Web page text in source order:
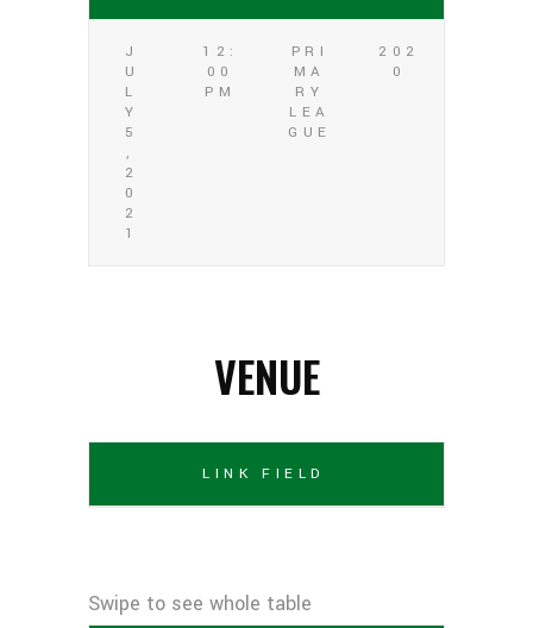
J
U
L
Y
5
,
2
0
2
1
12:
00
PM
PRI
MA
RY
LEA
GUE
202
0
VENUE
LINK FIELD